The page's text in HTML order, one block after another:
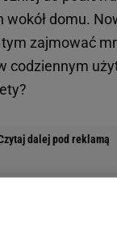
wokół domu.
zajmować
codziennym